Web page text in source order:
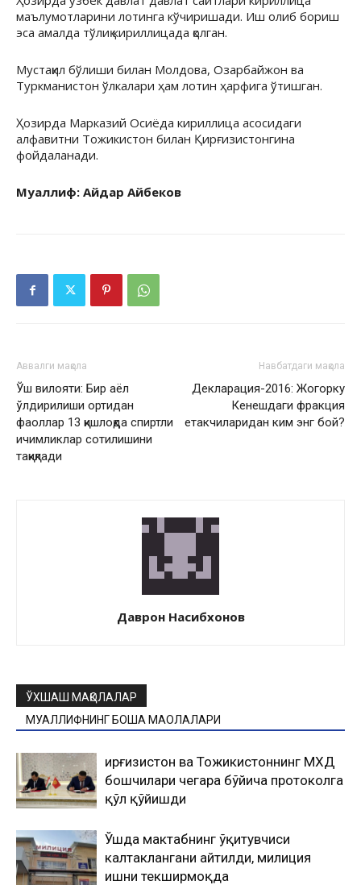
маълумотларини лотинга кўчиришади. Иш олиб бориш
эса амалда тўлиқ кириллицада қолган.
Мустақил бўлиши билан Молдова, Озарбайжон ва
Туркманистон ўлкалари ҳам лотин ҳарфига ўтишган.
Ҳозирда Марказий Осиёда кириллица асосидаги
алфавитни Тожикистон билан Қирғизистонгина
фойдаланади.
Муаллиф: Айдар Айбеков
Аввалги мақола
Ўш вилояти: Бир аёл
ўлдирилиши ортидан
фаоллар 13 қишлоқда спиртли
ичимликлар сотилишини
тақиқлади
Навбатдаги мақола
Декларация-2016: Жогорку
Кенешдаги фракция
етакчиларидан ким энг бой?
Даврон Насибхонов
ЎХШАШ МАҚОЛАЛАР
МУАЛЛИФНИНГ БОШҚА МАҚОЛАЛАРИ
Қирғизистон ва Тожикистоннинг МХДҚ
бошчилари чегара бўйича протоколга
қўл қўйишди
Ўшда мактабнинг ўқитувчиси
калтаклангани айтилди, милиция
ишни текширмоқда